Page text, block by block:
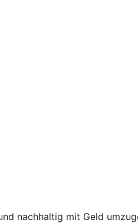
nachhaltig mit Geld